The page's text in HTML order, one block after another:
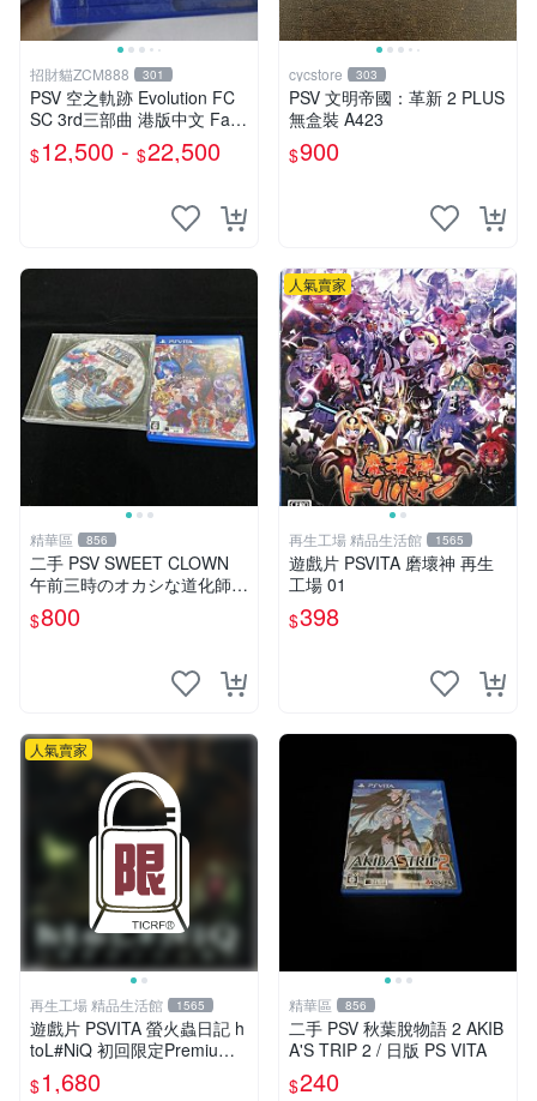
招財貓ZCM888 301
PSV 空之軌跡 Evolution FC
SC 3rd三部曲 港版中文 Falc
om RPG遊戲
$12,500 - $22,500
cycstore 303
PSV 文明帝國：革新 2 PLUS
無盒裝 A423
$900
精華區 856
二手 PSV SWEET CLOWN
午前三時のオカシな道化師
含預約特典CD / 日版 午前三
時的怪異小丑
$800
人氣賣家
再生工場 精品生活館 1565
遊戲片 PSVITA 磨壞神 再生
工場 01
$398
人氣賣家
再生工場 精品生活館 1565
遊戲片 PSVITA 螢火蟲日記 h
toL#NiQ 初回限定Premium
版 再生工場 01
$1,680
精華區 856
二手 PSV 秋葉脫物語 2 AKIB
A'S TRIP 2 / 日版 PS VITA
$240